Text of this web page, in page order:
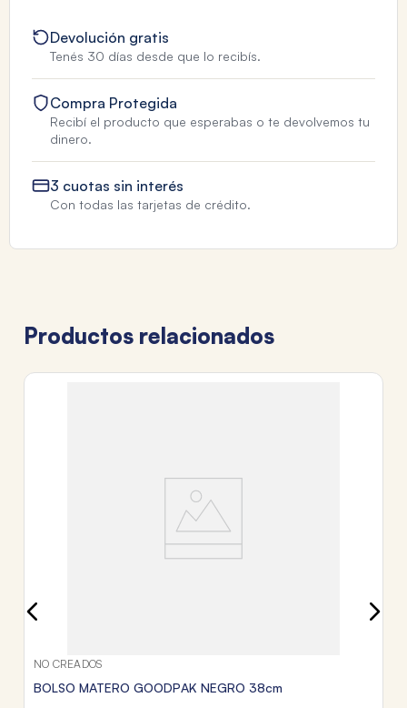
Devolución gratis
Tenés 30 días desde que lo recibís.
Compra Protegida
Recibí el producto que esperabas o te devolvemos tu
dinero.
3 cuotas sin interés
Con todas las tarjetas de crédito.
Productos relacionados
NO CREADOS
BOLSO MATERO GOODPAK NEGRO 38cm